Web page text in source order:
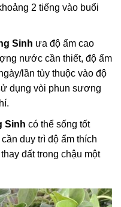
2 tiếng vào buổi
Sinh ưa độ ẩm cao
nước cần thiết, độ ẩm
lần tùy thuộc vào độ
dụng vòi phun sương
Sinh có thể sống tốt
duy trì độ ẩm thích
đất trong chậu một